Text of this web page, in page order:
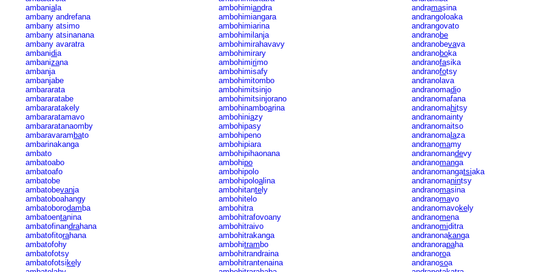
ambaniala
ambany andrefana
ambany atsimo
ambany atsinanana
ambany avaratra
ambanidia
ambanizana
ambanja
ambanjabe
ambararata
ambararatabe
ambararatakely
ambararatamavo
ambararatanaomby
ambaravaram bato
ambarinakanga
ambato
ambatoabo
ambatoafo
ambatobe
ambatobevanja
ambatoboahangy
ambatoborodam ba
ambatoentanina
ambatofinandrahana
ambatofitorahana
ambatofohy
ambatofotsy
ambatofotsi kely
ambohimiandra
ambohimiangara
ambohimiarina
ambohimilanja
ambohimirahavavy
ambohimirary
ambohimirimo
ambohimisafy
ambohimitombo
ambohimitsinjo
ambohimitsinjorano
ambohinamboarina
ambohiniazy
ambohipasy
ambohipeno
ambohipiara
ambohipihaonana
ambohipo
ambohipolo
ambohipoloalina
ambohitantely
ambohitelo
ambohitra
ambohitrafovoany
ambohitraivo
ambohitrakanga
ambohitram bo
ambohitrandraina
ambohitrantenaina
andramasina
andrangoloaka
andrangovato
andranobe
andranobevava
andranoboka
andranofasika
andranofotsy
andranolava
andranomadio
andranomafana
andranomahitsy
andranomainty
andranomaitso
andranomalaza
andranomamy
andranomandevy
andranomanga
andranomangatsiaka
andranomanintsy
andranomasina
andranomavo
andranomavokely
andranomena
andranomiditra
andranonakanga
andranorapaha
andranoroa
andranosoa